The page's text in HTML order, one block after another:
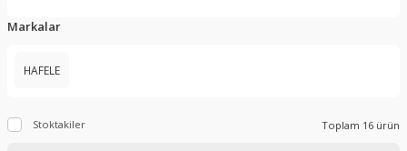
Markalar
HAFELE
Stoktakiler Toplam 16 ürün